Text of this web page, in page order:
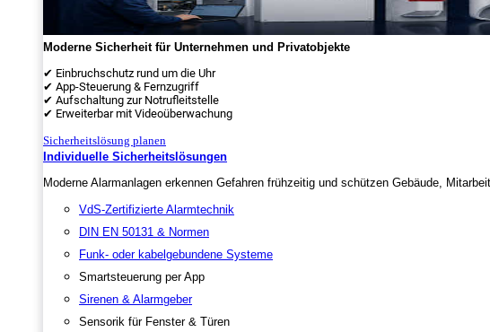
Moderne Sicherheit für Unternehmen und Privatobjekte
✔ Einbruchschutz rund um die Uhr
✔ App-Steuerung & Fernzugriff
✔ Aufschaltung zur Notrufleitstelle
✔ Erweiterbar mit Videoüberwachung
Sicherheitslösung planen
Individuelle Sicherheitslösungen
Moderne Alarmanlagen erkennen Gefahren frühzeitig und schützen Gebäude,
VdS-Zertifizierte Alarmtechnik
DIN EN 50131 & Normen
Funk- oder kabelgebundene Systeme
Smartsteuerung per App
Sirenen & Alarmgeber
Sensorik für Fenster & Türen